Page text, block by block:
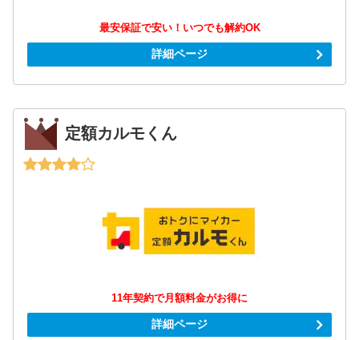
最安保証で安い！いつでも解約OK
詳細ページ
定額カルモくん
11年契約で月額料金がお得に
詳細ページ